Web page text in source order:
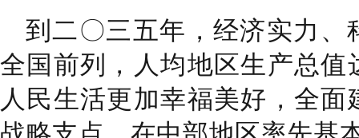
到二〇三五年，经济实力、
全国前列，人均地区生产总
人民生活更加幸福美好，全面